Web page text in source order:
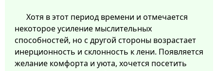
Хотя в этот период времени и отмечается
некоторое усиление мыслительных
способностей, но с другой стороны возрастает
инерционность и склонность к лени. Появляется
желание комфорта и уюта, хочется посетить